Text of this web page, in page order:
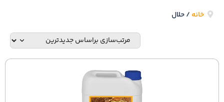
خانه / حلال